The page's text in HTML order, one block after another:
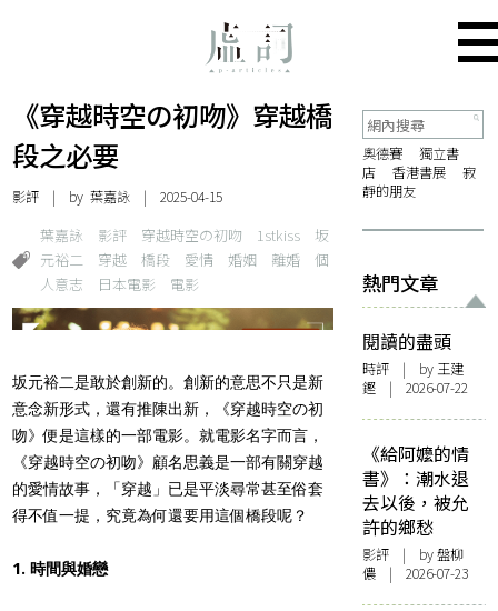
《穿越時空の初吻》穿越橋
段之必要
影評 | by葉嘉詠 | 2025-04-15
葉嘉詠 影評 穿越時空の初吻 1stkiss
坂
元裕二
穿越 橋段 愛情 婚姻 離婚
個
人意志
日本電影 電影
坂元裕二是敢於創新的。創新的意思不只是新
意念新形式，還有推陳出新，《穿越時空の初
吻》便是這樣的一部電影。就電影名字而言，
《穿越時空の初吻》顧名思義是一部有關穿越
的愛情故事，「穿越」已是平淡尋常甚至俗套
得不值一提，究竟為何還要用這個橋段呢？
1. 時間與婚戀
奧德賽
獨立書
店
香港書展
寂
靜的朋友
熱門文章
閱讀的盡頭
時評 | by 王建
鏗 | 2026-07-22
《給阿嬤的情
書》：潮水退
去以後，被允
許的鄉愁
影評 | by 盤柳
儂 | 2026-07-23